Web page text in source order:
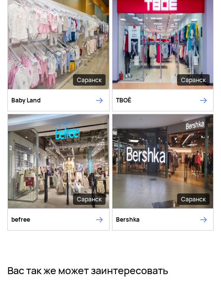
Саранск
Baby Land
Саранск
ТВОЁ
Саранск
befree
Саранск
Bershka
Вас так же может заинтересовать